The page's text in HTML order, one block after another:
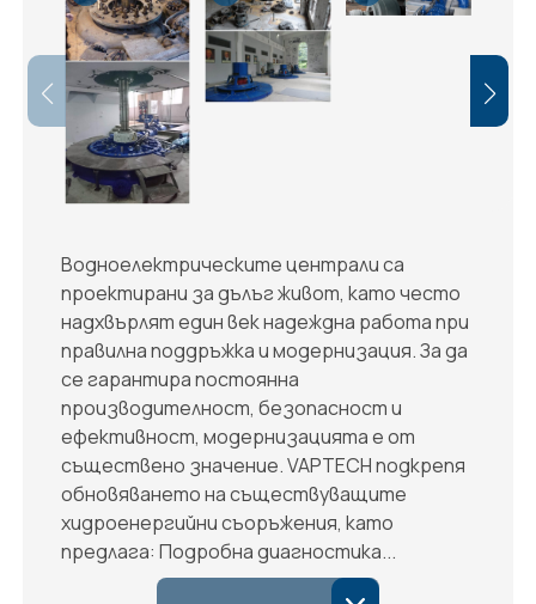
Водноелектрическите централи са
проектирани за дълъг живот, като често
надхвърлят един век надеждна работа при
правилна поддръжка и модернизация. За да
се гарантира постоянна
производителност, безопасност и
ефективност, модернизацията е от
съществено значение. VAPTECH подкрепя
обновяването на съществуващите
хидроенергийни съоръжения, като
предлага: Подробна диагностика...